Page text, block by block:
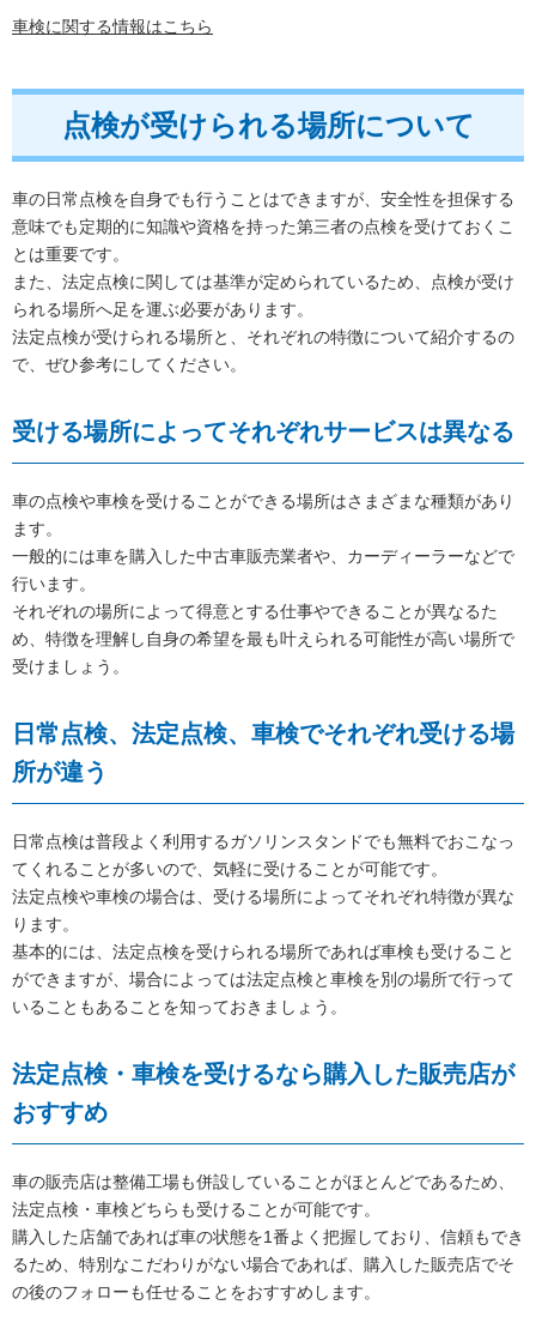
車検に関する情報はこちら
点検が受けられる場所について
車の日常点検を自身でも行うことはできますが、安全性を担保する
意味でも定期的に知識や資格を持った第三者の点検を受けておくこ
とは重要です。
また、法定点検に関しては基準が定められているため、点検が受け
られる場所へ足を運ぶ必要があります。
法定点検が受けられる場所と、それぞれの特徴について紹介するの
で、ぜひ参考にしてください。
受ける場所によってそれぞれサービスは異なる
車の点検や車検を受けることができる場所はさまざまな種類があり
ます。
一般的には車を購入した中古車販売業者や、カーディーラーなどで
行います。
それぞれの場所によって得意とする仕事やできることが異なるた
め、特徴を理解し自身の希望を最も叶えられる可能性が高い場所で
受けましょう。
日常点検、法定点検、車検でそれぞれ受ける場
所が違う
日常点検は普段よく利用するガソリンスタンドでも無料でおこなっ
てくれることが多いので、気軽に受けることが可能です。
法定点検や車検の場合は、受ける場所によってそれぞれ特徴が異な
ります。
基本的には、法定点検を受けられる場所であれば車検も受けること
ができますが、場合によっては法定点検と車検を別の場所で行って
いることもあることを知っておきましょう。
法定点検・車検を受けるなら購入した販売店が
おすすめ
車の販売店は整備工場も併設していることがほとんどであるため、
法定点検・車検どちらも受けることが可能です。
購入した店舗であれば車の状態を1番よく把握しており、信頼もでき
るため、特別なこだわりがない場合であれば、購入した販売店でそ
の後のフォローも任せることをおすすめします。